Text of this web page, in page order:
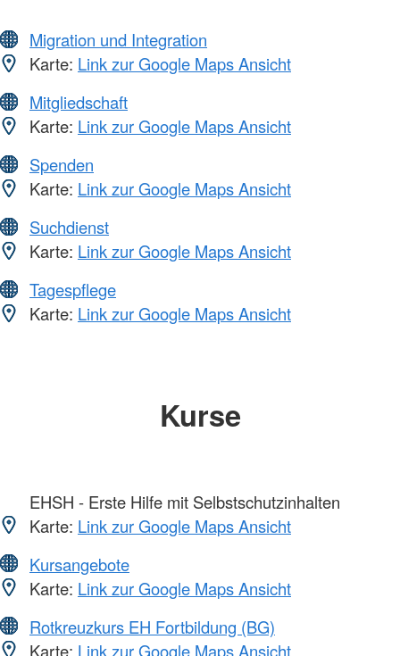
Migration und Integration
Karte: Link zur Google Maps Ansicht
Mitgliedschaft
Karte: Link zur Google Maps Ansicht
Spenden
Karte: Link zur Google Maps Ansicht
Suchdienst
Karte: Link zur Google Maps Ansicht
Tagespflege
Karte: Link zur Google Maps Ansicht
Kurse
EHSH - Erste Hilfe mit Selbstschutzinhalten
Karte: Link zur Google Maps Ansicht
Kursangebote
Karte: Link zur Google Maps Ansicht
Rotkreuzkurs EH Fortbildung (BG)
Karte: Link zur Google Maps Ansicht